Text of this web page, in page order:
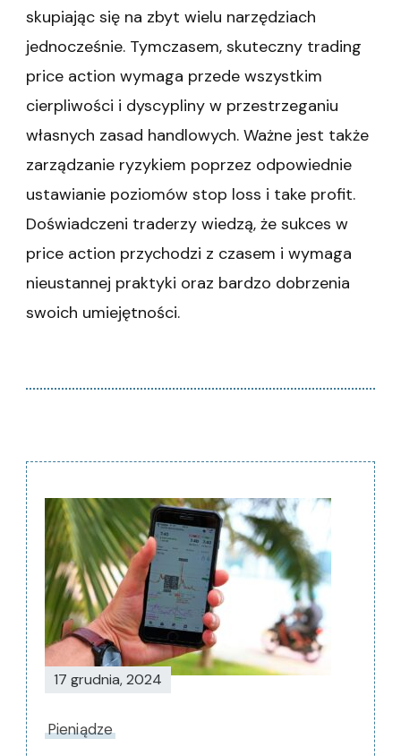
skupiając się na zbyt wielu narzędziach
jednocześnie. Tymczasem, skuteczny trading
price action wymaga przede wszystkim
cierpliwości i dyscypliny w przestrzeganiu
własnych zasad handlowych. Ważne jest także
zarządzanie ryzykiem poprzez odpowiednie
ustawianie poziomów stop loss i take profit.
Doświadczeni traderzy wiedzą, że sukces w
price action przychodzi z czasem i wymaga
nieustannej praktyki oraz bardzo dobrzenia
swoich umiejętności.
Nawigacja
wpisu
17 grudnia, 2024
Pieniądze